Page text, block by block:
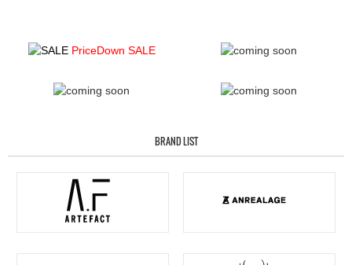
PriceDown SALE
BRAND LIST